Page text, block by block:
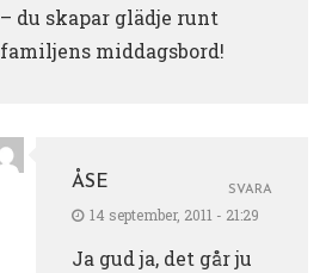
– du skapar glädje runt
familjens middagsbord!
ÅSE
14 september, 2011 - 21:29
Ja gud ja, det går ju
SVARA